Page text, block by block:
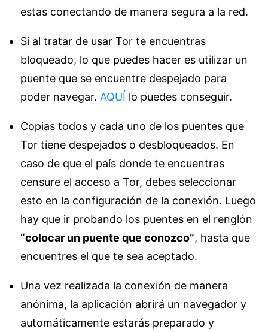
estas conectando de manera segura a la red.
Si al tratar de usar Tor te encuentras
bloqueado, lo que puedes hacer es utilizar un
puente que se encuentre despejado para
poder navegar. AQUÍ lo puedes conseguir.
Copias todos y cada uno de los puentes que
Tor tiene despejados o desbloqueados. En
caso de que el país donde te encuentras
censure el acceso a Tor, debes seleccionar
esto en la configuración de la conexión. Luego
hay que ir probando los puentes en el renglón
“colocar un puente que conozco”, hasta que
encuentres el que te sea aceptado.
Una vez realizada la conexión de manera
anónima, la aplicación abrirá un navegador y
automáticamente estarás preparado y